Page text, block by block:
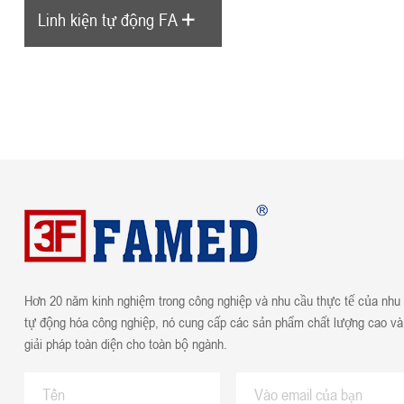
Linh kiện tự động FA
Hơn 20 năm kinh nghiệm trong công nghiệp và nhu cầu thực tế của nhu
tự động hóa công nghiệp, nó cung cấp các sản phẩm chất lượng cao
giải pháp toàn diện cho toàn bộ ngành.